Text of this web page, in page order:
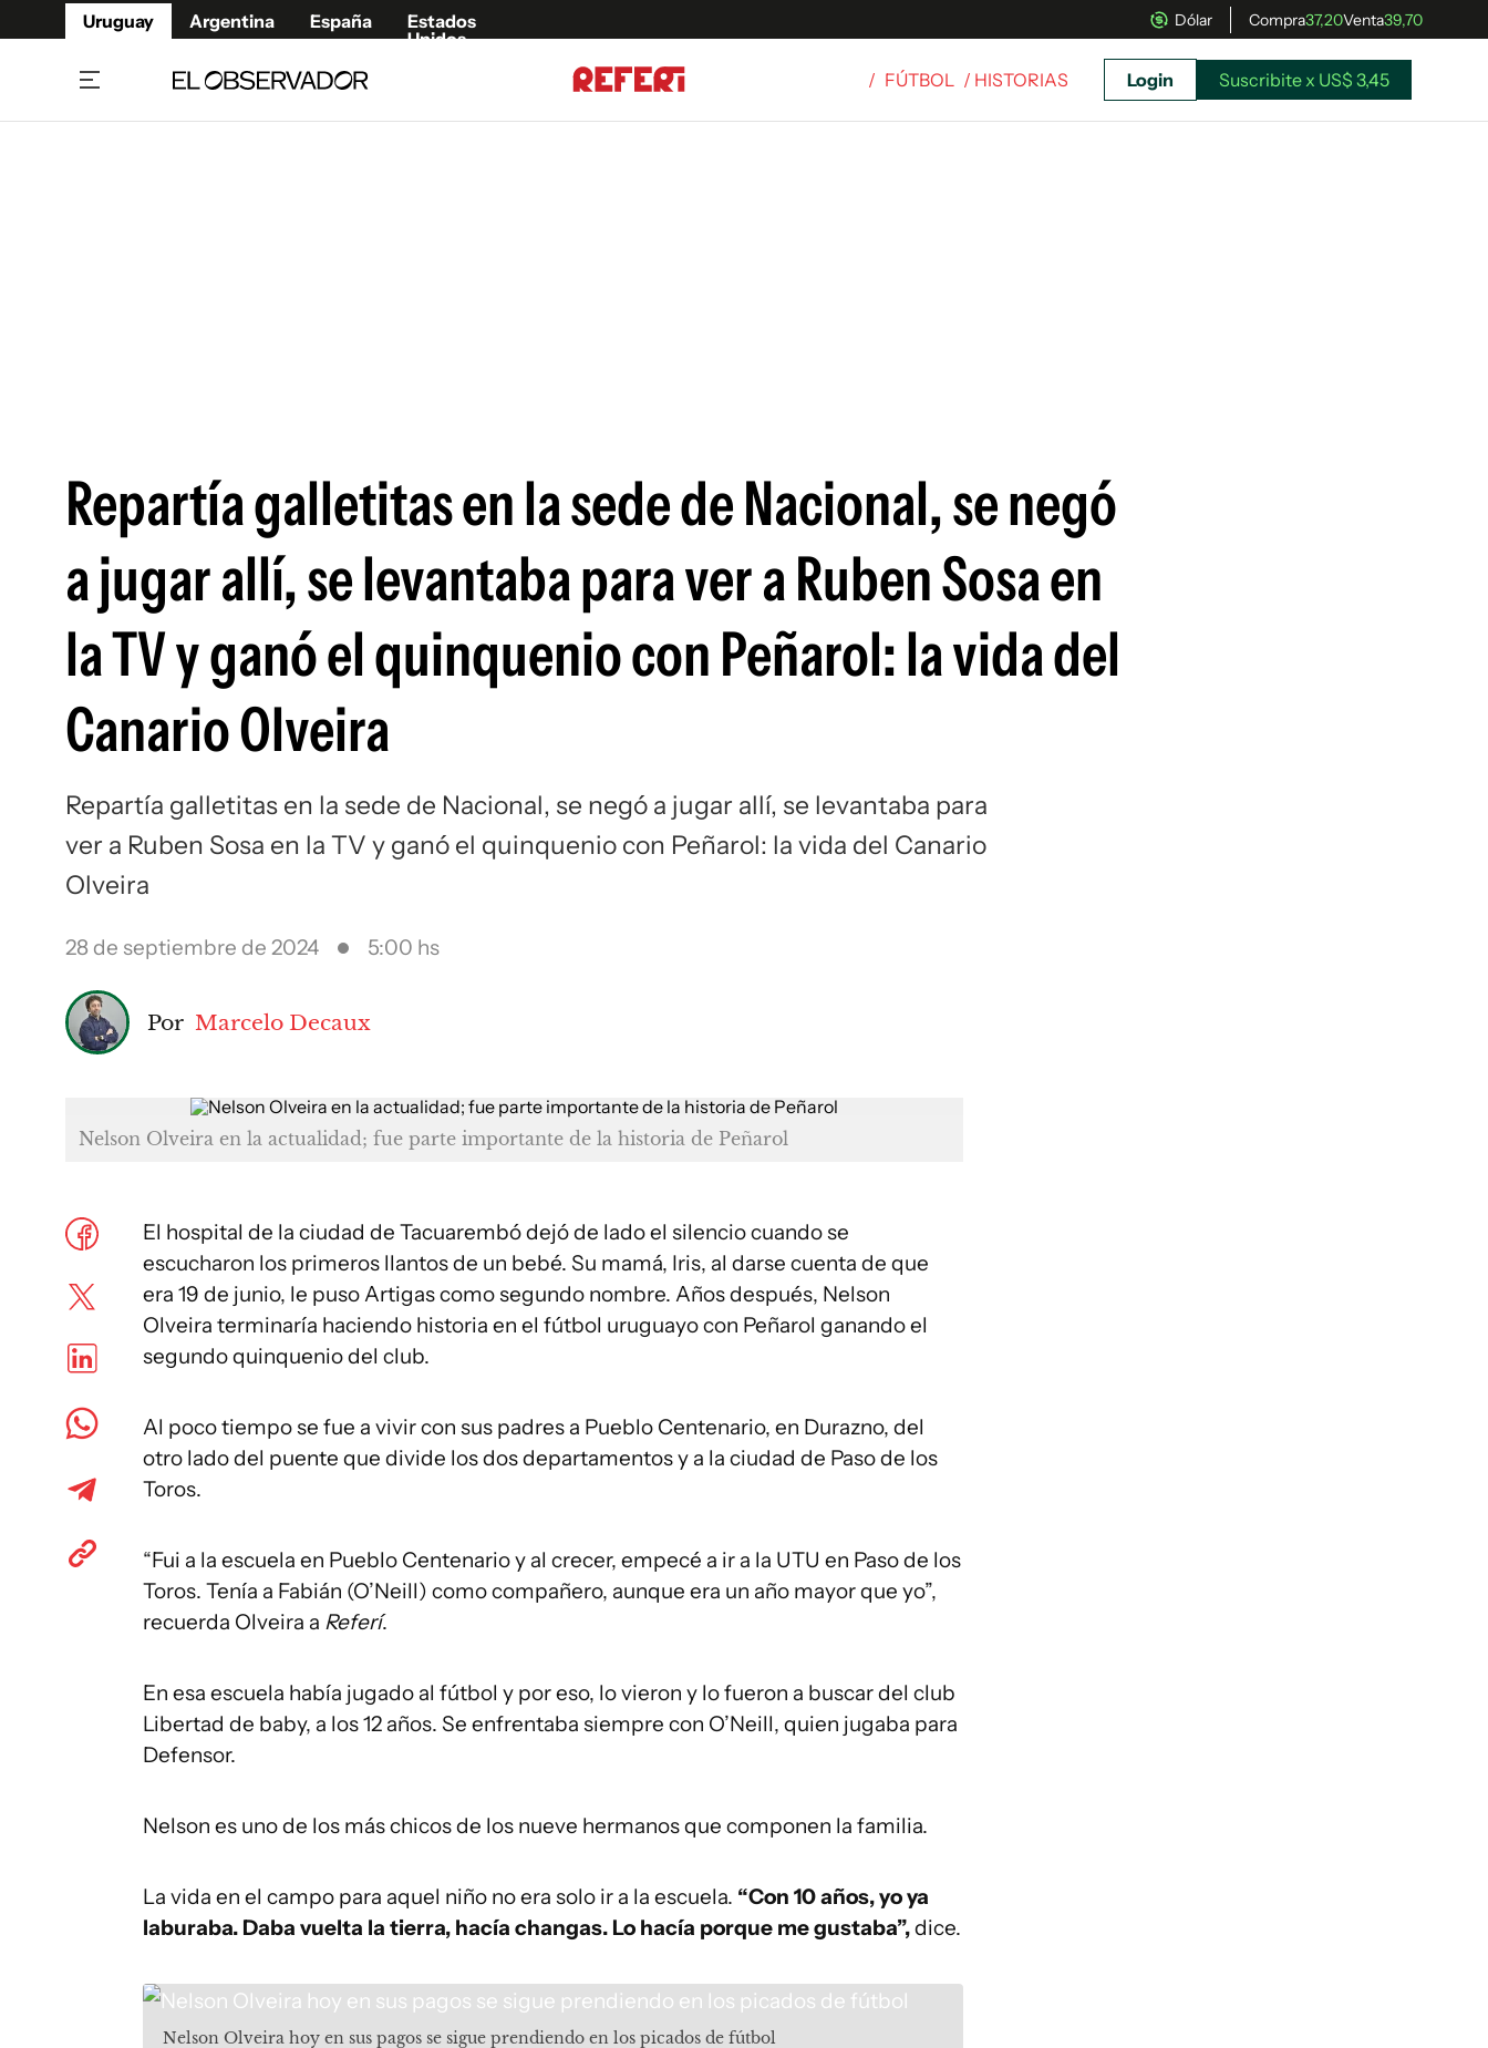
Uruguay Argentina España
Estados
Unidos
Dólar Compra37,20Venta39,70
Suscribite x US$ 3,45
/ FÚTBOL / HISTORIAS Login Suscribite x US$ 3,45
Repartía galletitas en la sede de Nacional, se negó
a jugar allí, se levantaba para ver a Ruben Sosa en
la TV y ganó el quinquenio con Peñarol: la vida del
Canario Olveira
Repartía galletitas en la sede de Nacional, se negó a jugar allí, se levantaba para
ver a Ruben Sosa en la TV y ganó el quinquenio con Peñarol: la vida del Canario
Olveira
28 de septiembre de 2024 5:00 hs
Por Marcelo Decaux
Nelson Olveira en la actualidad; fue parte importante de la historia de Peñarol
El hospital de la ciudad de Tacuarembó dejó de lado el silencio cuando se
escucharon los primeros llantos de un bebé. Su mamá, Iris, al darse cuenta de que
era 19 de junio, le puso Artigas como segundo nombre. Años después, Nelson
Olveira terminaría haciendo historia en el fútbol uruguayo con Peñarol ganando el
segundo quinquenio del club.
Al poco tiempo se fue a vivir con sus padres a Pueblo Centenario, en Durazno, del
otro lado del puente que divide los dos departamentos y a la ciudad de Paso de los
Toros.
“Fui a la escuela en Pueblo Centenario y al crecer, empecé a ir a la UTU en Paso de los
Toros. Tenía a Fabián (O’Neill) como compañero, aunque era un año mayor que yo”,
recuerda Olveira a Referí.
En esa escuela había jugado al fútbol y por eso, lo vieron y lo fueron a buscar del club
Libertad de baby, a los 12 años. Se enfrentaba siempre con O’Neill, quien jugaba para
Defensor.
Nelson es uno de los más chicos de los nueve hermanos que componen la familia.
La vida en el campo para aquel niño no era solo ir a la escuela. “Con 10 años, yo ya
laburaba. Daba vuelta la tierra, hacía changas. Lo hacía porque me gustaba”,dice.
Nelson Olveira hoy en sus pagos se sigue prendiendo en los picados de fútbol